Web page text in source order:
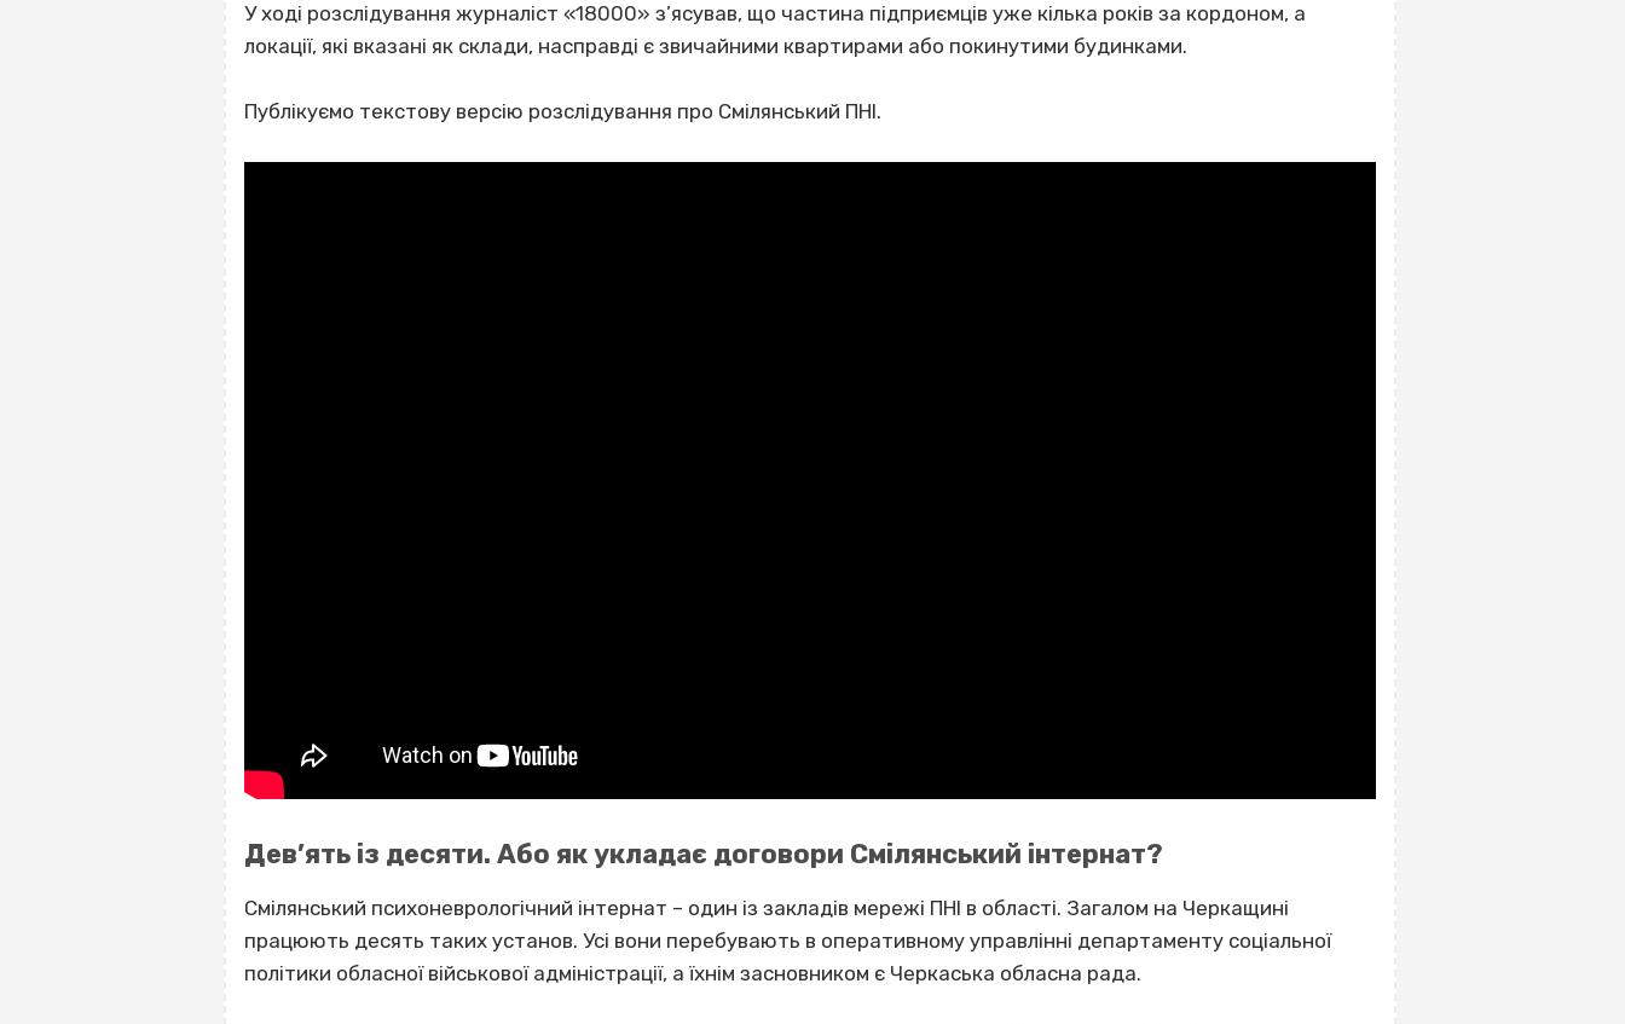
У ході розслідування журналіст «18000» з’ясував, що частина підприємців уже кілька років за кордоном, а
локації, які вказані як склади, насправді є звичайними квартирами або покинутими будинками.
Публікуємо текстову версію розслідування про Смілянський ПНІ.
Дев’ять із десяти. Або як укладає договори Смілянський інтернат?
Смілянський психоневрологічний інтернат – один із закладів мережі ПНІ в області. Загалом на Черкащині
працюють десять таких установ. Усі вони перебувають в оперативному управлінні департаменту соціальної
політики обласної військової адміністрації, а їхнім засновником є Черкаська обласна рада.